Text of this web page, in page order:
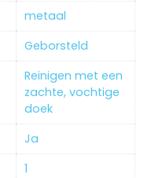
‎metaal
‎Geborsteld
‎Reinigen met een
zachte, vochtige
doek
‎Ja
‎1